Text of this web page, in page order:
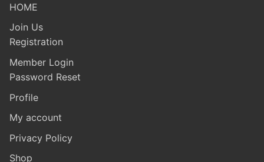
HOME
Join Us
Registration
Member Login
Password Reset
Profile
My account
Privacy Policy
Shop